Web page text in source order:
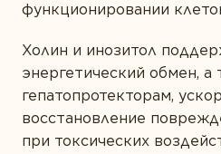
ТИПЫ ПРОДУКТА
Белки и
Витамины
Жирные кислоты
функционировании
Холин и инозитол
энергетический обмен, а
гепатопротекторам,
восстановление
при токсических